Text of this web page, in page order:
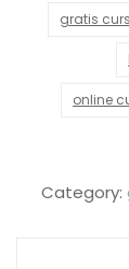
gratis
online
Category: